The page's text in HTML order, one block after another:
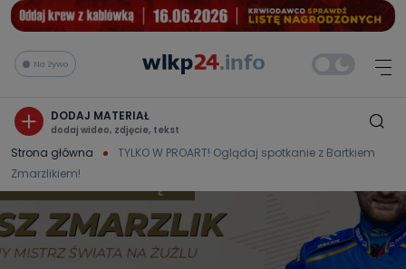
Na żywo
DODAJ MATERIAŁ
dodaj wideo, zdjęcie, tekst
Strona główna
TYLKO W PROART! Oglądaj spotkanie z Bartkiem
Zmarzlikiem!